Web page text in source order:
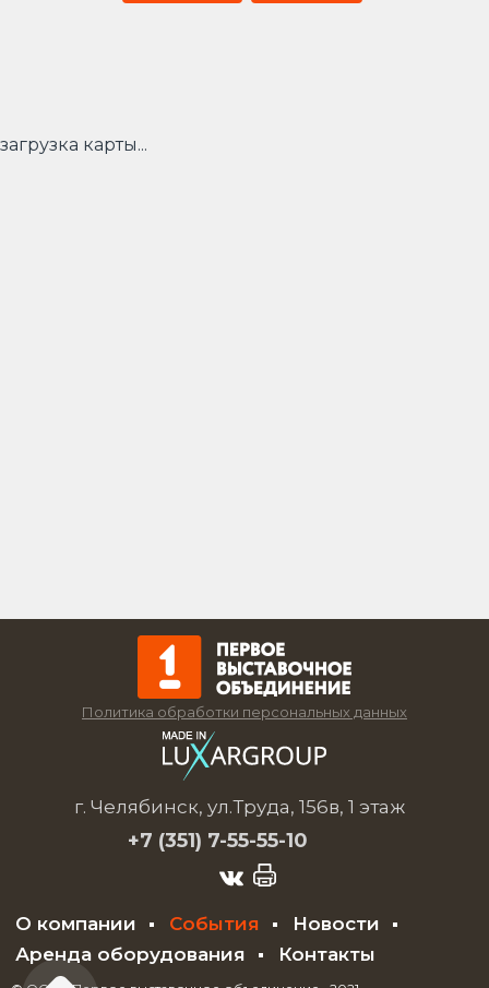
загрузка карты...
Политика обработки персональных данных
г. Челябинск, ул.Труда, 156в, 1 этаж
+7 (351) 7-55-55-10
О компании События
Новости
Аренда оборудования
Контакты